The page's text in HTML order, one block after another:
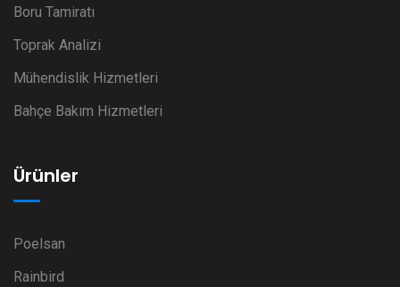
Boru Tamiratı
Toprak Analizi
Mühendislik Hizmetleri
Bahçe Bakım Hizmetleri
Ürünler
Poelsan
Rainbird